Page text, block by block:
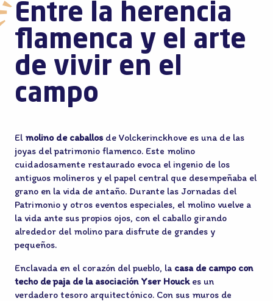
Entre la herencia
flamenca y el arte
de vivir en el
campo
El molino de caballosde Volckerinckhove es una de las
joyas del patrimonio flamenco. Este molino
cuidadosamente restaurado evoca el ingenio de los
antiguos molineros y el papel central que desempeñaba el
grano en la vida de antaño. Durante las Jornadas del
Patrimonio y otros eventos especiales, el molino vuelve a
la vida ante sus propios ojos, con el caballo girando
alrededor del molino para disfrute de grandes y
pequeños.
Enclavada en el corazón del pueblo, la casa de campo con
techo de paja de la asociación Yser Houckes un
verdadero tesoro arquitectónico. Con sus muros de